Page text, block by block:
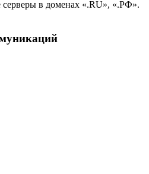
серверы в доменах «.RU», «.РФ».